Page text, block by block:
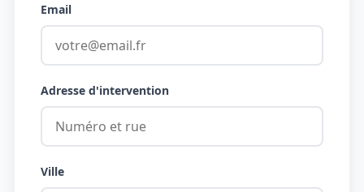
Email
Adresse d'intervention
Ville